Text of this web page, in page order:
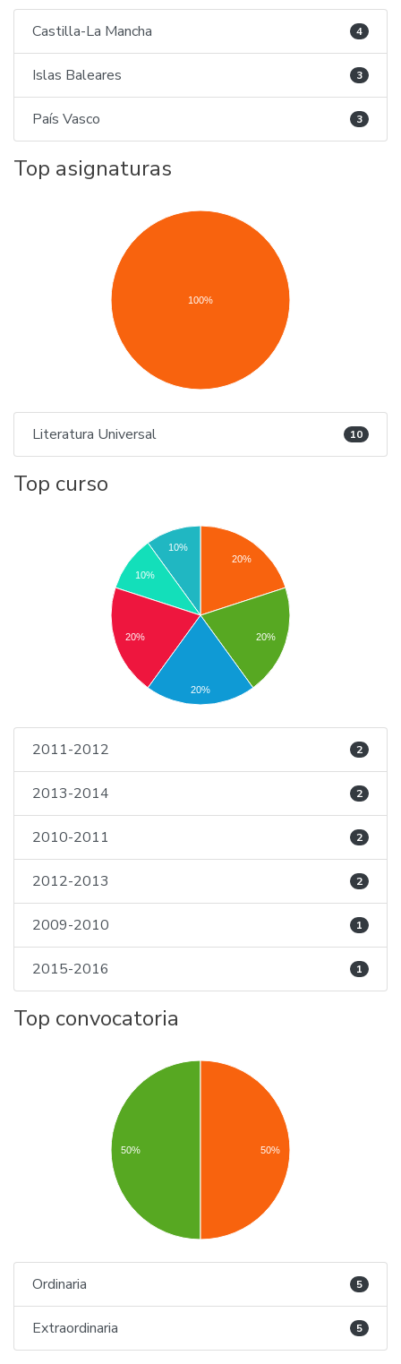
Castilla-La Mancha 4
Islas Baleares 3
País Vasco 3
Top asignaturas
100%
Literatura Universal 10
Top curso
20%
20%
10%
10%
20%
20%
2011-2012 2
2013-2014 2
2010-2011 2
2012-2013 2
2009-2010 1
2015-2016 1
Top convocatoria
50% 50%
Ordinaria 5
Extraordinaria 5